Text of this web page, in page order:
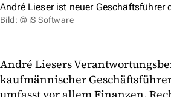
André Lieser ist neuer Geschäftsführer
Bild: © iS Software
André Liesers
kaufmännischer